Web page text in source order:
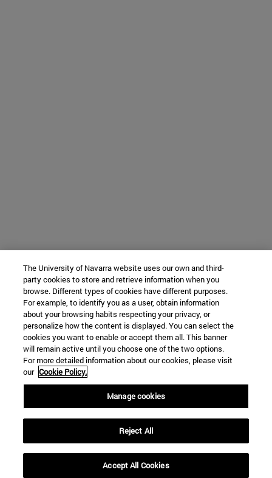
The University of Navarra website uses our own and third-
party cookies to store and retrieve information when you
browse. Different types of cookies have different purposes.
For example, to identify you as a user, obtain information
about your browsing habits respecting your privacy, or
personalize how the content is displayed. You can select the
cookies you want to enable or accept them all. This banner
will remain active until you choose one of the two options.
For more detailed information about our cookies, please visit
our Cookie Policy.
Manage cookies
Reject All
Accept All Cookies